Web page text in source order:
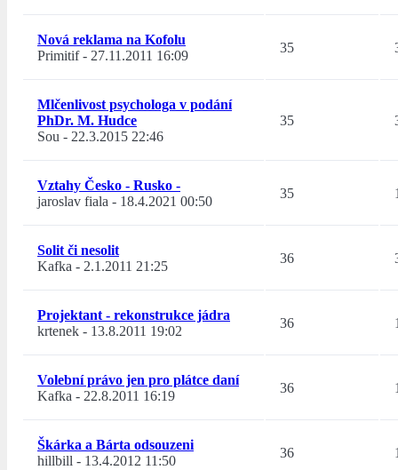
Nová reklama na Kofolu
Primitif- 27.11.2011 16:09
35
Mlčenlivost psychologa v podání
PhDr. M. Hudce
Sou - 22.3.2015 22:46
35
Vztahy Česko - Rusko -
jaroslav fiala - 18.4.2021 00:50
35
Solit či nesolit
Kafka - 2.1.2011 21:25
36
Projektant - rekonstrukce jádra
krtenek - 13.8.2011 19:02
36
Volební právo jen pro plátce daní
Kafka - 22.8.2011 16:19
36
Škárka a Bárta odsouzeni
hillbill - 13.4.2012 11:50
36